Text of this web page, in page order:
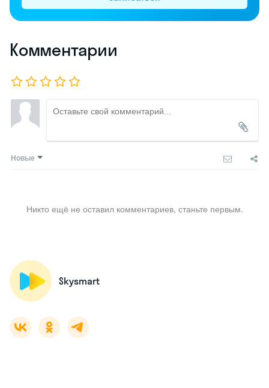
Комментарии
Новые
Никто ещё не оставил комментариев, станьте первым.
Skysmart